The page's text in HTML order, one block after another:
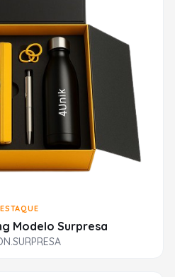
Modelo Surpresa